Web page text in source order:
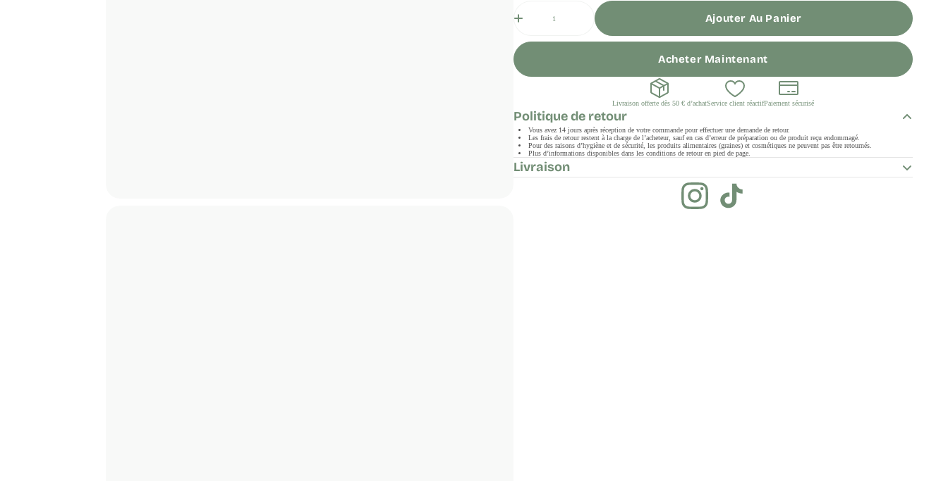
Ajouter Au Panier
Acheter Maintenant
Livraison offerte dès 50 € d’achatService client réactifPaiement sécurisé
Politique de retour
Vous avez 14 jours après réception de votre commande pour effectuer une demande de retour.
Les frais de retour restent à la charge de l’acheteur, sauf en cas d’erreur de préparation ou de produit reçu endommagé.
Pour des raisons d’hygiène et de sécurité, les produits alimentaires (graines) et cosmétiques ne peuvent pas être retournés.
Plus d’informations disponibles dans les conditions de retour en pied de page.
Livraison